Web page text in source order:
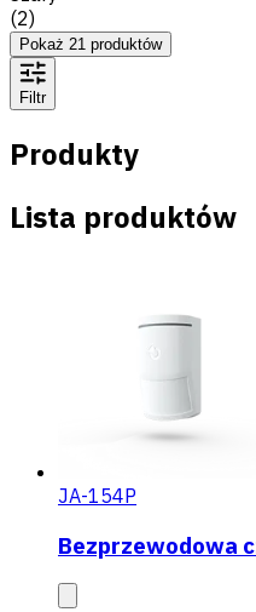
(2)
Pokaż 21 produktów
Filtr
Produkty
Lista produktów
JA-154P
Bezprzewodowa